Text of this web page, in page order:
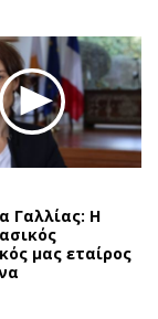
Γαλλίας: Η
μας εταίρος